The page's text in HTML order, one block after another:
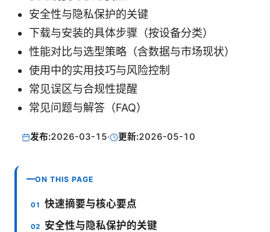
安全性与隐私保护的关键
下载与安装的具体步骤（按设备分类）
性能对比与选型策略（含数据与市场现状）
使用中的实用技巧与风险控制
常见误区与合规性提醒
常见问题与解答（FAQ）
发布:2026-03-15· 更新:2026-05-10
ON THIS PAGE
快速摘要与核心要点
安全性与隐私保护的关键